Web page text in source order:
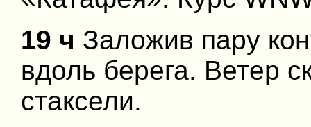
19 ч Заложив пару
вдоль берега. Ветер
стаксели.